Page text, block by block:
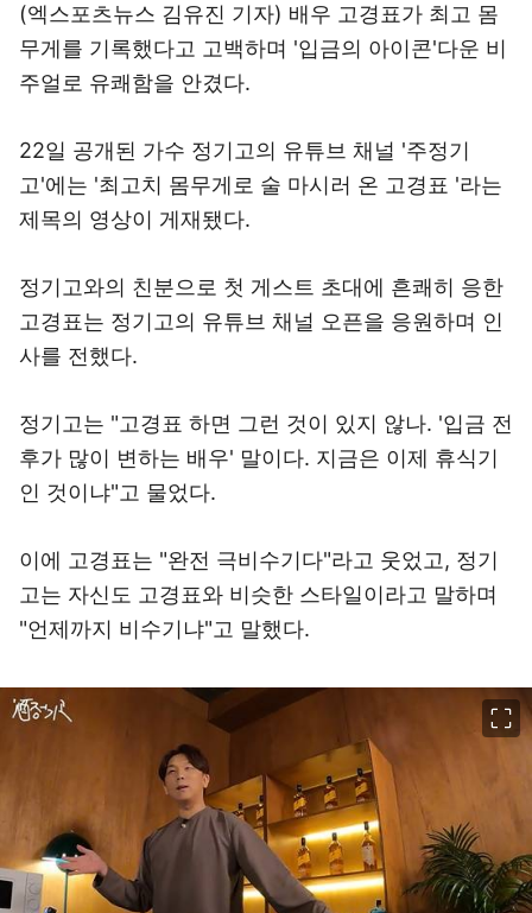
(엑스포츠뉴스 김유진 기자) 배우 고경표가 최고 몸
무게를 기록했다고 고백하며 '입금의 아이콘'다운 비
주얼로 유쾌함을 안겼다.
22일 공개된 가수 정기고의 유튜브 채널 '주정기
고'에는 '최고치 몸무게로 술 마시러 온 고경표 '라는
제목의 영상이 게재됐다.
정기고와의 친분으로 첫 게스트 초대에 흔쾌히 응한
고경표는 정기고의 유튜브 채널 오픈을 응원하며 인
사를 전했다.
정기고는 "고경표 하면 그런 것이 있지 않나. '입금 전
후가 많이 변하는 배우' 말이다. 지금은 이제 휴식기
인 것이냐"고 물었다.
이에 고경표는 "완전 극비수기다"라고 웃었고, 정기
고는 자신도 고경표와 비슷한 스타일이라고 말하며
"언제까지 비수기냐"고 말했다.